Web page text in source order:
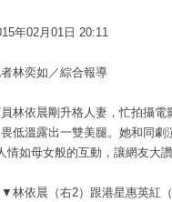
年02月01日 20:11
林奕如／綜合報導
林依晨剛升格人妻，忙拍攝電
低溫露出一雙美腿。她和同劇
情如母女般的互動，讓網友大讚
林依晨（右2）跟港星惠英紅（